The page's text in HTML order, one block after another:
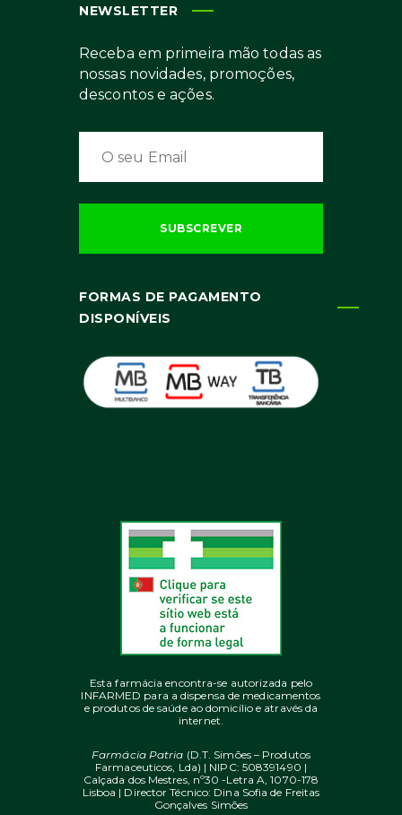
NEWSLETTER
Receba em primeira mão todas as
nossas novidades, promoções,
descontos e ações.
FORMAS DE PAGAMENTO
DISPONÍVEIS
Esta farmácia encontra-se autorizada pelo
INFARMED para a dispensa de medicamentos
e produtos de saúde ao domicílio e através da
internet.
Farmácia Patria (D.T. Simões – Produtos
Farmaceuticos, Lda) | NIPC: 508391490 |
Calçada dos Mestres, nº30 -Letra A, 1070-178
Lisboa | Director Técnico: Dina Sofia de Freitas
Gonçalves Simões